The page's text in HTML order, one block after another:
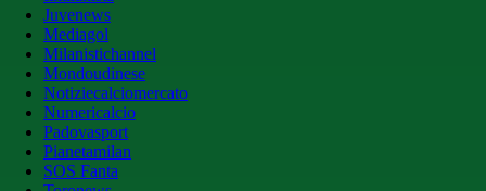
Juvenews
Mediagol
Milanistichannel
Mondoudinese
Notiziecalciomercato
Numericalcio
Padovasport
Pianetamilan
SOS Fanta